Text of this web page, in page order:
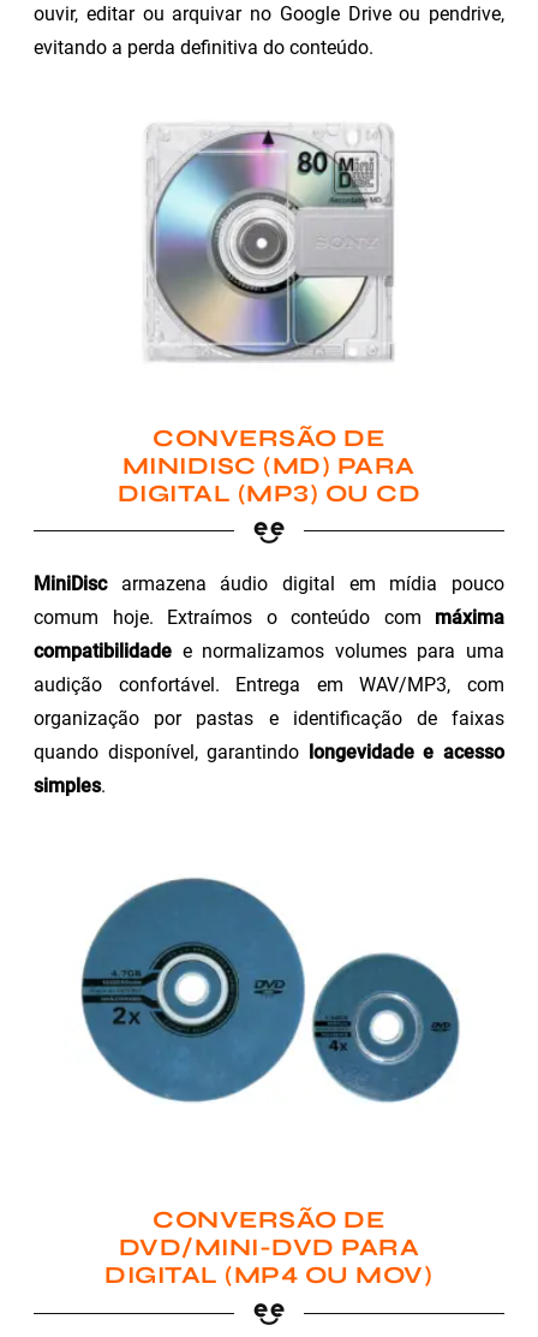
ouvir, editar ou arquivar no Google Drive ou pendrive,
evitando a perda definitiva do conteúdo.
CONVERSÃO DE
MINIDISC (MD) PARA
DIGITAL (MP3) OU CD
MiniDiscarmazena áudio digital em mídia pouco
comum hoje. Extraímos o conteúdo com máxima
compatibilidade e normalizamos volumes para uma
audição confortável. Entrega em WAV/MP3, com
organização por pastas e identificação de faixas
quando disponível, garantindo longevidade e acesso
simples.
CONVERSÃO DE
DVD/MINI-DVD PARA
DIGITAL (MP4 OU MOV)